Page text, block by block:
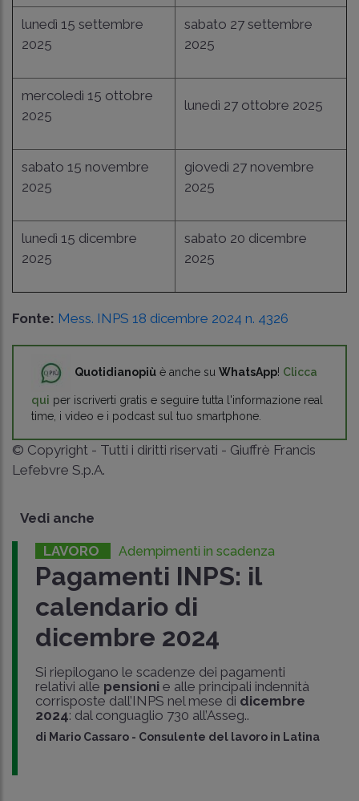
lunedì 15 settembre
2025
sabato 27 settembre
2025
mercoledì 15 ottobre
2025
lunedì 27 ottobre 2025
sabato 15 novembre
2025
giovedì 27 novembre
2025
lunedì 15 dicembre
2025
sabato 20 dicembre
2025
Fonte: Mess. INPS 18 dicembre 2024 n. 4326
Quotidianopiù è anche su WhatsApp! Clicca
qui per iscriverti gratis e seguire tutta l'informazione real
time, i video e i podcast sul tuo smartphone.
© Copyright - Tutti i diritti riservati - Giuffrè Francis
Lefebvre S.p.A.
Vedi anche
LAVORO Adempimenti in scadenza
Pagamenti INPS: il
calendario di
dicembre 2024
Si riepilogano le scadenze dei pagamenti
relativi alle pensionie alle principali indennità
corrisposte dall’INPS nel mese di dicembre
2024: dal conguaglio 730 all’Asseg..
di Mario Cassaro - Consulente del lavoro in Latina